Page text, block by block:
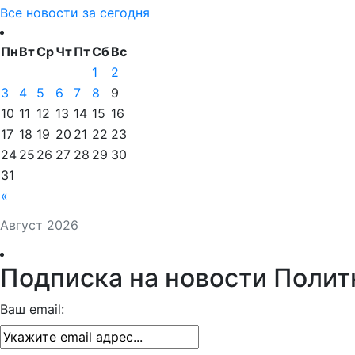
Все новости за сегодня
Август 2026
ПнВтСрЧтПтСбВс
«
1
2
3
4 5 6 7 8
9
10 11 12 13 14 15 16
17 18 19 20 21 22 23
24 25 26 27 28 29 30
31
Подписка на новости
Ваш email: